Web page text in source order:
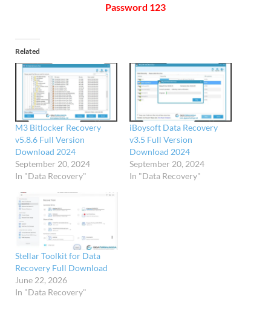
Password 123
Related
M3 Bitlocker Recovery
v5.8.6 Full Version
Download 2024
September 20, 2024
In "Data Recovery"
iBoysoft Data Recovery
v3.5 Full Version
Download 2024
September 20, 2024
In "Data Recovery"
Stellar Toolkit for Data
Recovery Full Download
June 22, 2026
In "Data Recovery"